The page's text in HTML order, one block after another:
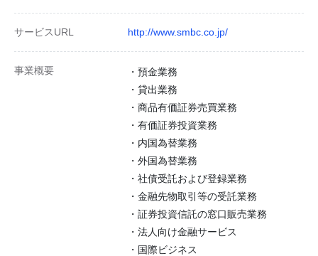
サービスURL http://www.smbc.co.jp/
事業概要
・預金業務
・貸出業務
・商品有価証券売買業務
・有価証券投資業務
・内国為替業務
・外国為替業務
・社債受託および登録業務
・金融先物取引等の受託業務
・証券投資信託の窓口販売業務
・法人向け金融サービス
・国際ビジネス